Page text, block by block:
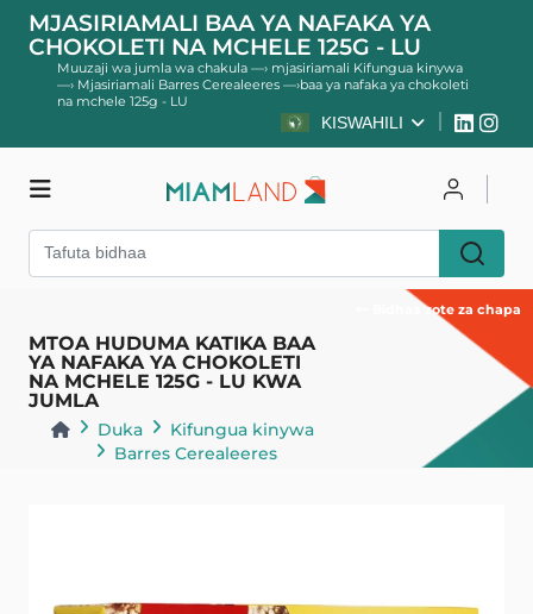
MJASIRIAMALI BAA YA NAFAKA YA
CHOKOLETI NA MCHELE 125G - LU
Muuzaji wa jumla wa chakula —› mjasiriamali Kifungua kinywa
—› Mjasiriamali Barres Cerealeeres —›baa ya nafaka ya chokoleti
na mchele 125g - LU
KISWAHILI
MTOA HUDUMA KATIKA BAA
YA NAFAKA YA CHOKOLETI
NA MCHELE 125G - LU KWA
JUMLA
Duka
Kifungua kinywa
Barres Cerealeeres
Bidhaa zote za chapa